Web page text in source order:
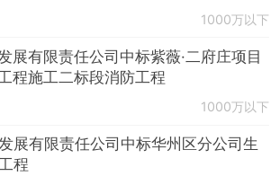
1000万以下
展有限责任公司中标紫薇·二府庄项目
程施工二标段消防工程
1000万以下
展有限责任公司中标华州区分公司生
程